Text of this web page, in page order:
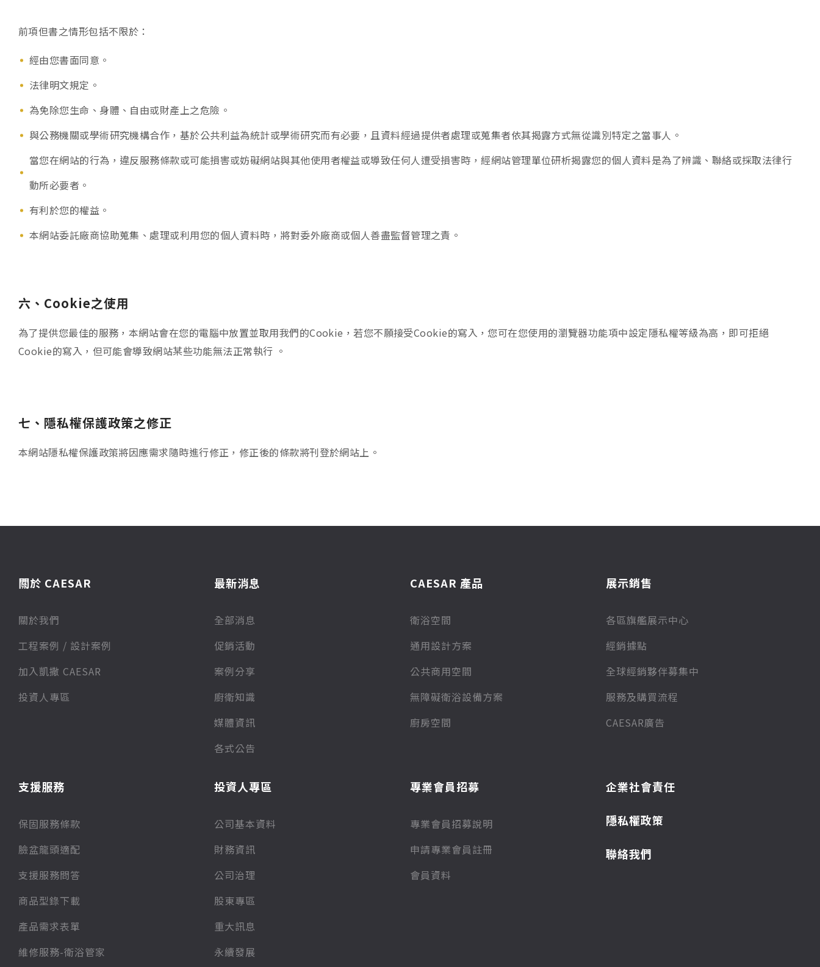
前項但書之情形包括不限於：
經由您書面同意。
法律明文規定。
為免除您生命、身體、自由或財產上之危險。
與公務機關或學術研究機構合作，基於公共利益為統計或學術研究而有必要，且資料經過提供者處理或蒐集者依其揭露方式無從識別特定之當事人。
當您在網站的行為，違反服務條款或可能損害或妨礙網站與其他使用者權益或導致任何人遭受損害時，經網站管理單位研析揭露您的個人資料是為了辨識、聯絡或採取法律行
動所必要者。
有利於您的權益。
本網站委託廠商協助蒐集、處理或利用您的個人資料時，將對委外廠商或個人善盡監督管理之責。
六、Cookie之使用
為了提供您最佳的服務，本網站會在您的電腦中放置並取用我們的Cookie，若您不願接受Cookie的寫入，您可在您使用的瀏覽器功能項中設定隱私權等級為高，即可拒絕
Cookie的寫入，但可能會導致網站某些功能無法正常執行 。
七、隱私權保護政策之修正
本網站隱私權保護政策將因應需求隨時進行修正，修正後的條款將刊登於網站上。
關於 CAESAR
關於我們
⼯程案例 / 設計案例
加入凱撒 CAESAR
投資人專區
最新消息
全部消息
促銷活動
案例分享
廚衛知識
媒體資訊
各式公告
CAESAR 產品
衛浴空間
通用設計方案
公共商用空間
無障礙衛浴設備方案
廚房空間
展示銷售
各區旗艦展示中心
經銷據點
全球經銷夥伴募集中
服務及購買流程
CAESAR廣告
支援服務
保固服務條款
臉盆龍頭適配
支援服務問答
商品型錄下載
產品需求表單
維修服務-衛浴管家
投資人專區
公司基本資料
財務資訊
公司治理
股東專區
重大訊息
永續發展
專業會員招募
專業會員招募說明
申請專業會員註冊
會員資料
企業社會責任
隱私權政策
聯絡我們